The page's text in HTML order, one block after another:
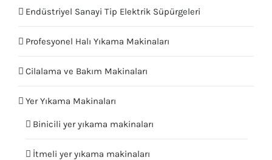
Endüstriyel Sanayi Tip Elektrik Süpürgeleri
Profesyonel Halı Yıkama Makinaları
Cilalama ve Bakım Makinaları
Yer Yıkama Makinaları
Binicili yer yıkama makinaları
İtmeli yer yıkama makinaları